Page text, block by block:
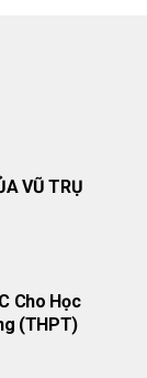
VŨ TRỤ
Cho Học
(THPT)